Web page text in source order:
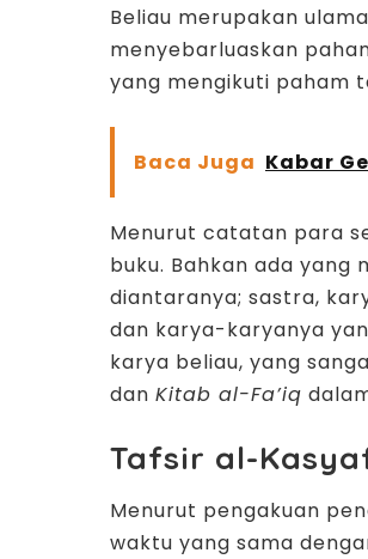
Beliau merupakan
menyebarluaskan
yang mengikuti paham
Baca Juga Kabar
Menurut catatan para
buku. Bahkan ada yang
diantaranya; sastra,
dan karya-karyanya
karya beliau, yang
dan Kitab al-Fa’iq
Tafsir al-
Menurut pengakuan
waktu yang sama